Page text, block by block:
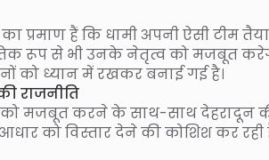
प्रमाण हैं कि धामी अपनी ऐसी टीम
रूप से भी उनके नेतृत्व को मजबूत
को ध्यान में रखकर बनाई गई है।
राजनीति
को मजबूत करने के साथ-साथ देहरादून
को विस्तार देने की कोशिश कर